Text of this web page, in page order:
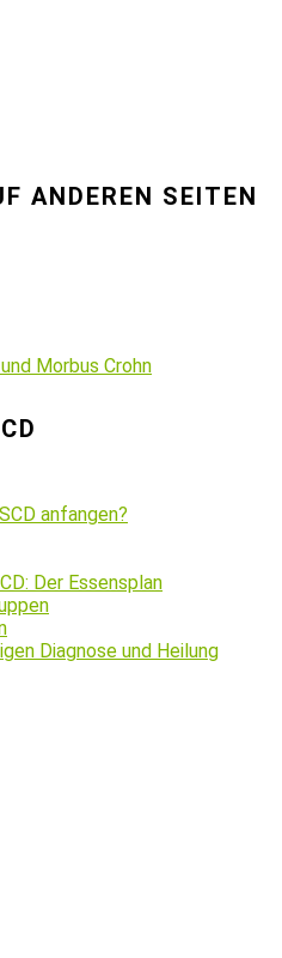
ANDEREN SEITEN
Morbus Crohn
anfangen?
Der Essensplan
Diagnose und Heilung